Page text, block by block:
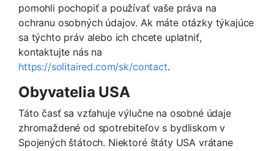
pomohli pochopiť a používať vaše práva na
ochranu osobných údajov. Ak máte otázky týkajúce
sa týchto práv alebo ich chcete uplatniť,
kontaktujte nás na
https://solitaired.com/sk/contact.
Obyvatelia USA
Táto časť sa vzťahuje výlučne na osobné údaje
zhromaždené od spotrebiteľov s bydliskom v
Spojených štátoch. Niektoré štáty USA vrátane